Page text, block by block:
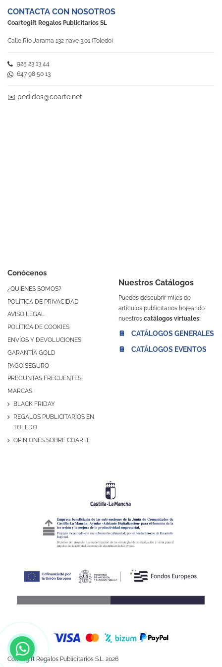
Conócenos
¿QUIÉNES SOMOS?
POLÍTICA DE PRIVACIDAD
AVISO LEGAL
POLÍTICA DE COOKIES
ENVÍOS Y DEVOLUCIONES
GARANTÍA GOLD
PAGO SEGURO
PREGUNTAS FRECUENTES
MARCAS
BLACK FRIDAY
REGALOS PUBLICITARIOS EN
TOLEDO
OPINIONES SOBRE COARTE
Nuestros Catálogos
Puedes descubrir miles de
artículos publicitarios hojeando
nuestros catálogos virtuales:
📔 CATÁLOGOS GENERALES
📔 CATÁLOGOS EVENTOS
CONTACTA CON NOSOTROS
Coartegift Regalos Publicitarios SL
Calle Río Jarama 132 nave 3.01 (Toledo)
925 23 13 44
647 98 50 13
✉️ pedidos@coarte.net
Coartegift Regalos Publicitarios S.L. 2026